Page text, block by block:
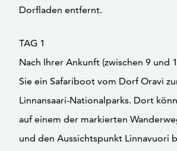
Dorfladen entfernt.
TAG 1
Nach Ihrer Ankunft (zwischen 9 und
Sie ein Safariboot vom Dorf Oravi
Linnansaari-Nationalparks. Dort
auf einem der markierten
und den Aussichtspunkt Linnavuori